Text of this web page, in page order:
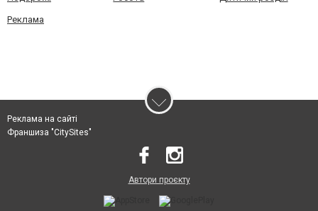
Реклама
Реклама на сайті
Франшиза "CitySites"
Автори проєкту